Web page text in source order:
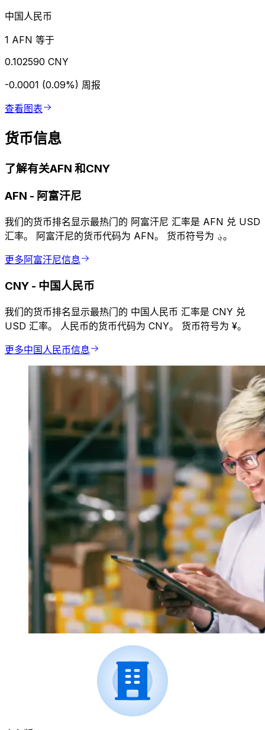
中国人民币
1 AFN 等于
0.102590 CNY
-0.0001 (0.09%) 周报
查看图表
货币信息
了解有关AFN 和CNY
AFN - 阿富汗尼
我们的货币排名显示最热门的 阿富汗尼 汇率是 AFN 兑 USD
汇率。 阿富汗尼的货币代码为 AFN。 货币符号为 ؋。
更多阿富汗尼信息
CNY - 中国人民币
我们的货币排名显示最热门的 中国人民币 汇率是 CNY 兑
USD 汇率。 人民币的货币代码为 CNY。 货币符号为 ¥。
更多中国人民币信息